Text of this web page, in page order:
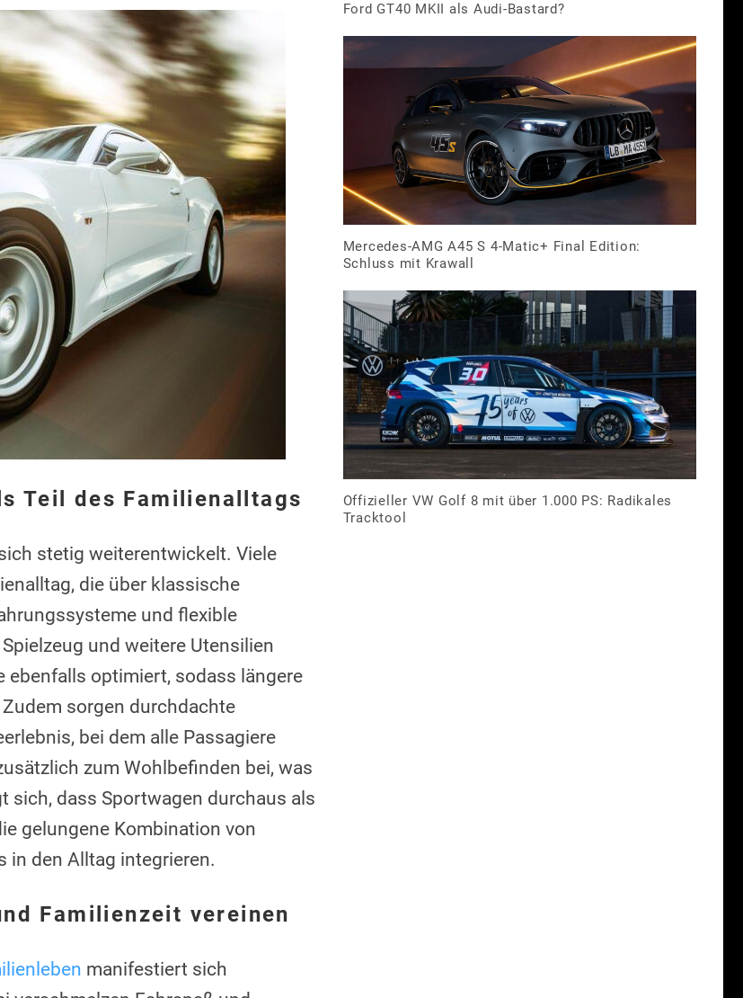
Teil des Familienalltags
stetig weiterentwickelt. Viele
die über klassische
und flexible
und weitere Utensilien
optimiert, sodass längere
sorgen durchdachte
bei dem alle Passagiere
zum Wohlbefinden bei, was
sich, dass Sportwagen durchaus als
gelungene Kombination von
in den Alltag integrieren.
Familienzeit vereinen
manifestiert sich
Ford GT40 MKII als Audi-Bastard?
Mercedes-AMG A45 S 4-Matic+ Final Edition:
Schluss mit Krawall
Offizieller VW Golf 8 mit über 1.000 PS: Radikales
Tracktool